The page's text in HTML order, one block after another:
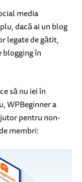
media
dacă ai un blog
legate de gătit,
blogging în
să nu iei în
WPBeginner a
pentru non-
membri: